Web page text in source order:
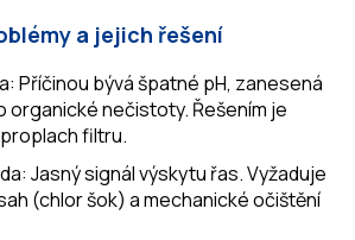
a jejich řešení
Příčinou bývá špatné pH, zanesená
organické nečistoty. Řešením je
filtru.
Jasný signál výskytu řas. Vyžaduje
(chlor šok) a mechanické očištění